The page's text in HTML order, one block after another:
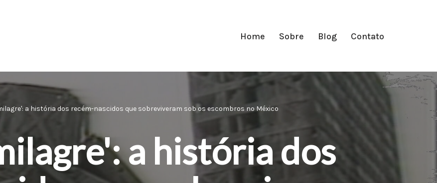
Home Sobre Blog Contato
a história dos recém-nascidos que sobreviveram sob os escombros no México
a história dos